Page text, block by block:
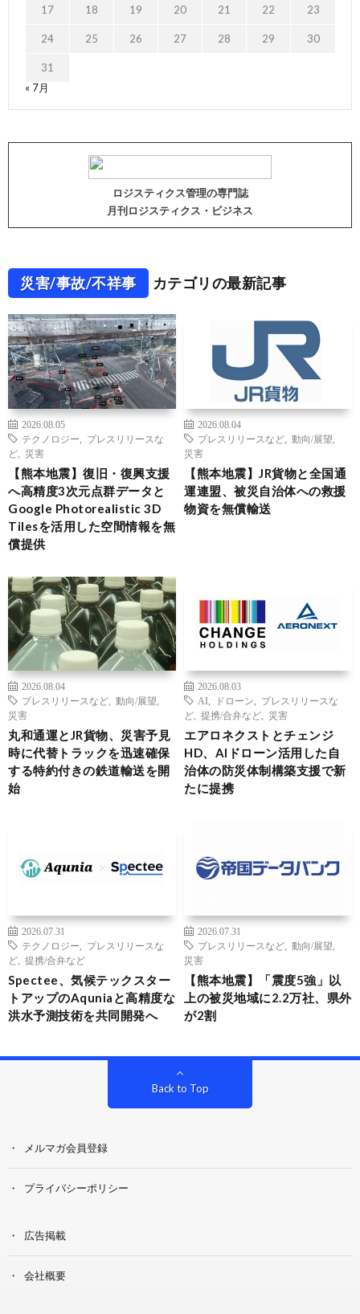
17 18 19 20 21 22 23
24 25 26 27 28 29 30
31
« 7月
ロジスティクス管理の専門誌
月刊ロジスティクス・ビジネス
災害/事故/不祥事 カテゴリの最新記事
2026.08.05
テクノロジー
プレスリリースな
ど
災害
【熊本地震】復旧・復興支援
へ高精度3次元点群データと
Google Photorealistic 3D
Tilesを活用した空間情報を無
償提供
2026.08.04
プレスリリースなど
動向/展望
災害
【熊本地震】JR貨物と全国通
運連盟、被災自治体への救援
物資を無償輸送
2026.08.04
プレスリリースなど
動向/展望
災害
丸和通運とJR貨物、災害予見
時に代替トラックを迅速確保
する特約付きの鉄道輸送を開
始
2026.08.03
AI
ドローン
プレスリリースな
ど
提携/合弁など 災害
エアロネクストとチェンジ
HD、AIドローン活用した自
治体の防災体制構築支援で新
たに提携
2026.07.31
テクノロジー
プレスリリースな
ど
提携/合弁など
Spectee、気候テックスター
トアップのAquniaと高精度な
洪水予測技術を共同開発へ
2026.07.31
プレスリリースなど
動向/展望
災害
【熊本地震】「震度5強」以
上の被災地域に2.2万社、県外
が2割
Back to Top
メルマガ会員登録
プライバシーポリシー
広告掲載
会社概要